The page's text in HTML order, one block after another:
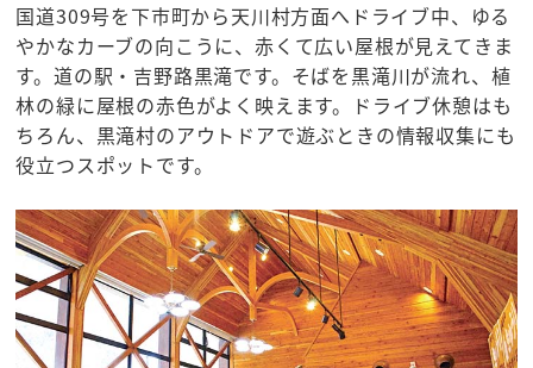
国道309号を下市町から天川村方面へドライブ中、ゆる
やかなカーブの向こうに、赤くて広い屋根が見えてきま
す。道の駅・吉野路黒滝です。そばを黒滝川が流れ、植
林の緑に屋根の赤色がよく映えます。ドライブ休憩はも
ちろん、黒滝村のアウトドアで遊ぶときの情報収集にも
役立つスポットです。